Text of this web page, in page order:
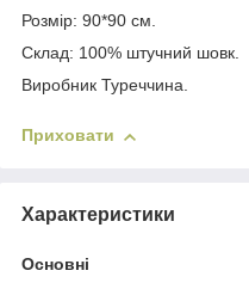
Розмір: 90*90 см.
Склад: 100% штучний шовк.
Виробник Туреччина.
Приховати
Характеристики
Основні